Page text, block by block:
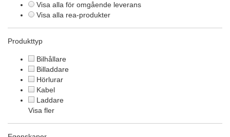
Visa alla för omgående leverans
Visa alla rea-produkter
Produkttyp
Bilhållare
Billaddare
Hörlurar
Kabel
Laddare
Visa fler